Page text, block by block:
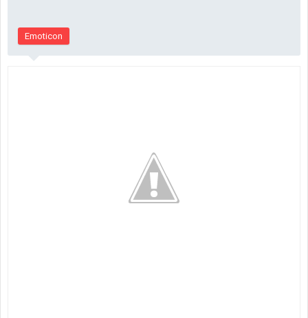
Emoticon